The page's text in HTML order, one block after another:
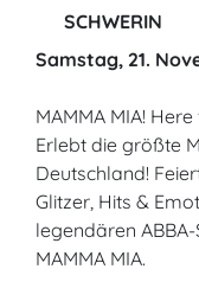
SCHWERIN
Samstag, 21.
MAMMA MIA!
Erlebt die größte
Deutschland!
Glitzer, Hits &
legendären
MAMMA MIA.